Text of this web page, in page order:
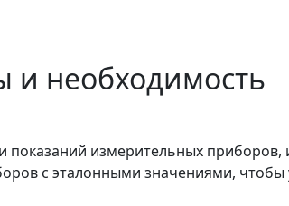
и необходимость
измерительных приборов,
с эталонными значениями, чтобы